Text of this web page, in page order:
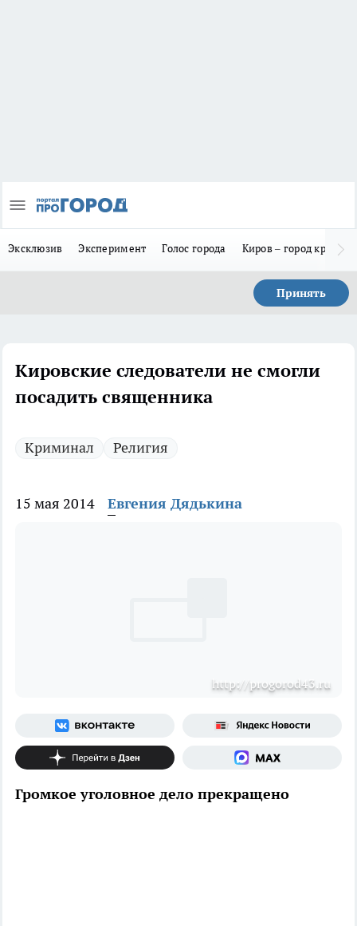
Эксклюзив Эксперимент Голос города Киров – город
Принять
Кировские следователи не смогли
посадить священника
Криминал Религия
15 мая 2014 Евгения Дядькина
http://progorod43.ru
Громкое уголовное дело прекращено